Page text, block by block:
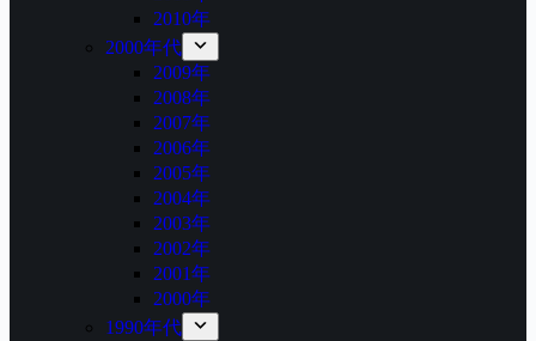
2010年
2000年代
2009年
2008年
2007年
2006年
2005年
2004年
2003年
2002年
2001年
2000年
1990年代